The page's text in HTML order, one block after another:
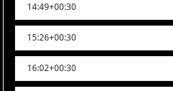
14:49+00:30
15:26+00:30
16:02+00:30